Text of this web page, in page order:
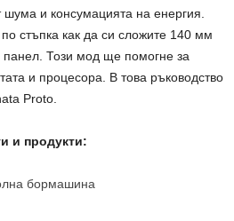
и консумацията на енергия.
стъпка как да си сложите 140 мм
панел. Този мод ще помогне за
и процесора. В това ръководство
Proto.
и продукти:
бормашина